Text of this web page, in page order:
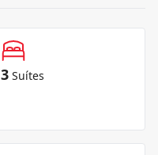
3 Suítes